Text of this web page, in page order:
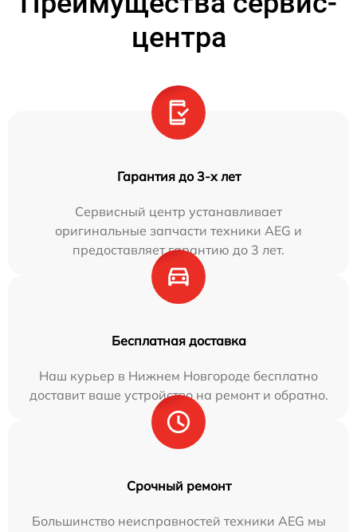
центра
Гарантия до 3-х лет
Сервисный центр устанавливает
оригинальные запчасти техники AEG и
предоставляет гарантию до 3 лет.
Бесплатная доставка
Наш курьер в Нижнем Новгороде бесплатно
доставит ваше устройство на ремонт и обратно.
Срочный ремонт
Большинство неисправностей техники AEG мы